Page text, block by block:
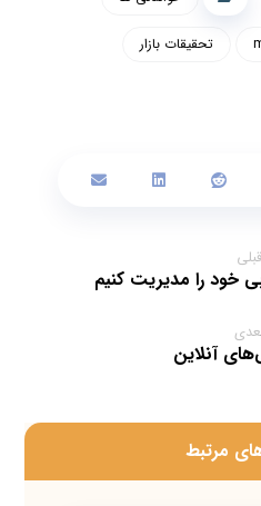
تحقیقات بازار
قبلی
خود را مدیریت کنیم
آنلاین
مرتبط